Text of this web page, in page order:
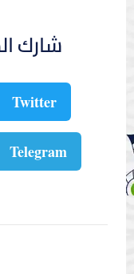
شارك
Twitter
Telegram